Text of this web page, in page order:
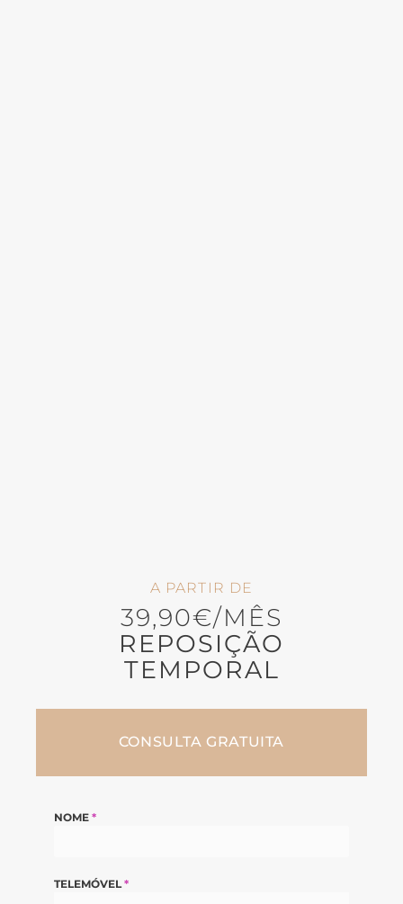
A PARTIR DE
39,90€/MÊS
REPOSIÇÃO
TEMPORAL
CONSULTA GRATUITA
NOME*
TELEMÓVEL*